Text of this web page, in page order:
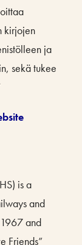
kirjojen
ja
sekä tukee
is a
and
and
Friends”